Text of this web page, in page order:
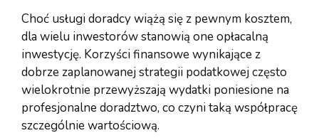
Choć usługi doradcy wiążą się z pewnym kosztem,
dla wielu inwestorów stanowią one opłacalną
inwestycję. Korzyści finansowe wynikające z
dobrze zaplanowanej strategii podatkowej często
wielokrotnie przewyższają wydatki poniesione na
profesjonalne doradztwo, co czyni taką współpracę
szczególnie wartościową.